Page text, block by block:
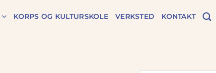
KORPS OG KULTURSKOLE VERKSTED KONTAKT